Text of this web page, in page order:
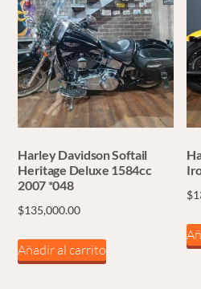
Harley Davidson Softail
Heritage Deluxe 1584cc
2007 *048
$135,000.00
Añadir al carrito
$